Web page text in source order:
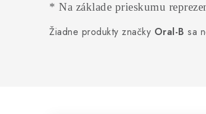
* Na základe prieskumu
Žiadne produkty značky Oral-B sa